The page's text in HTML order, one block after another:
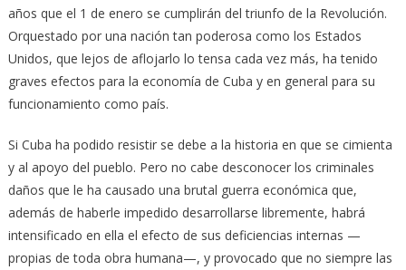
años que el 1 de enero se cumplirán del triunfo de la Revolución.
Orquestado por una nación tan poderosa como los Estados
Unidos, que lejos de aflojarlo lo tensa cada vez más, ha tenido
graves efectos para la economía de Cuba y en general para su
funcionamiento como país.
Si Cuba ha podido resistir se debe a la historia en que se cimienta
y al apoyo del pueblo. Pero no cabe desconocer los criminales
daños que le ha causado una brutal guerra económica que,
además de haberle impedido desarrollarse libremente, habrá
intensificado en ella el efecto de sus deficiencias internas —
propias de toda obra humana—, y provocado que no siempre las